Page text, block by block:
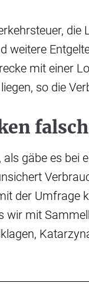
weitere
mit einer
so die
gäbe es bei
der Umfrage
wir mit